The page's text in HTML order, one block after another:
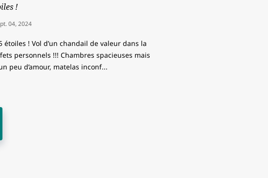
!
04, 2024
! Vol d’un chandail de valeur dans la
personnels !!! Chambres spacieuses mais
peu d’amour, matelas inconf...